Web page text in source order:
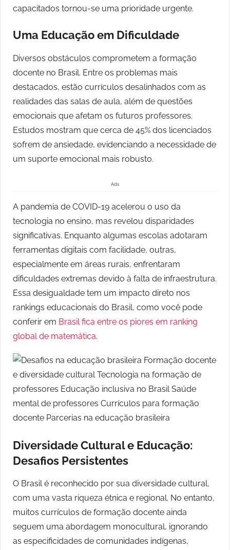
capacitados tornou-se uma prioridade urgente.
Uma Educação em Dificuldade
Diversos obstáculos comprometem a formação
docente no Brasil. Entre os problemas mais
destacados, estão currículos desalinhados com as
realidades das salas de aula, além de questões
emocionais que afetam os futuros professores.
Estudos mostram que cerca de 45% dos licenciados
sofrem de ansiedade, evidenciando a necessidade de
um suporte emocional mais robusto.
Ads
A pandemia de COVID-19 acelerou o uso da
tecnologia no ensino, mas revelou disparidades
significativas. Enquanto algumas escolas adotaram
ferramentas digitais com facilidade, outras,
especialmente em áreas rurais, enfrentaram
dificuldades extremas devido à falta de infraestrutura.
Essa desigualdade tem um impacto direto nos
rankings educacionais do Brasil, como você pode
conferir em Brasil fica entre os piores em ranking
global de matemática.
Diversidade Cultural e Educação:
Desafios Persistentes
O Brasil é reconhecido por sua diversidade cultural,
com uma vasta riqueza étnica e regional. No entanto,
muitos currículos de formação docente ainda
seguem uma abordagem monocultural, ignorando
as especificidades de comunidades indígenas,